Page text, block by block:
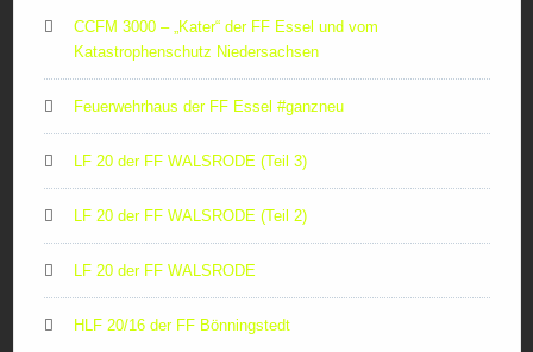
CCFM 3000 – „Kater“ der FF Essel und vom
Katastrophenschutz Niedersachsen
Feuerwehrhaus der FF Essel #ganzneu
LF 20 der FF WALSRODE (Teil 3)
LF 20 der FF WALSRODE (Teil 2)
LF 20 der FF WALSRODE
HLF 20/16 der FF Bönningstedt